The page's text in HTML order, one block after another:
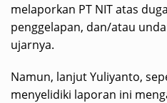
melaporkan PT NIT atas
penggelapan, dan/atau
ujarnya.
Namun, lanjut Yuliyanto,
menyelidiki laporan ini